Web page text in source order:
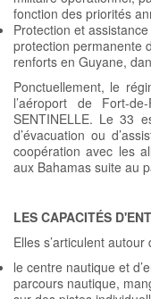
fonction des priorités
Protection et
protection permanente
renforts en Guyane,
Ponctuellement, le
l’aéroport de Fort-
SENTINELLE. Le 33
d’évacuation ou
coopération avec les
aux Bahamas suite au
LES CAPACITÉS
Elles s’articulent
le centre nautique et
parcours nautique,